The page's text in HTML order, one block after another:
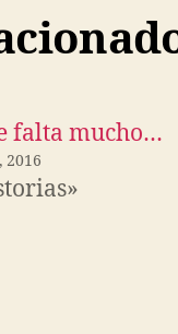
falta mucho…
2016